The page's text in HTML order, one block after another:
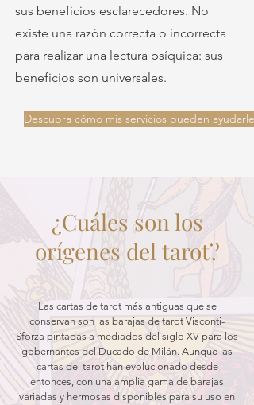
sus beneficios esclarecedores. No
existe una razón correcta o incorrecta
para realizar una lectura psíquica: sus
beneficios son universales.
Descubra cómo mis servicios pueden ayudarle
¿Cuáles son los
orígenes del tarot?
Las cartas de tarot más antiguas que se
conservan son las barajas de tarot Visconti-
Sforza pintadas a mediados del siglo XV para los
gobernantes del Ducado de Milán. Aunque las
cartas del tarot han evolucionado desde
entonces, con una amplia gama de barajas
variadas y hermosas disponibles para su uso en